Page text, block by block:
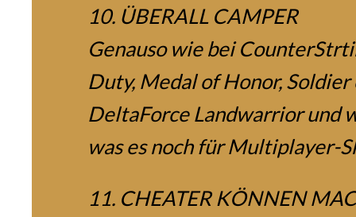
10. ÜBERALL CAMPER
Genauso wie bei
Duty, Medal of Honor,
DeltaForce Landwarrior und
was es noch für Multiplayer-
11. CHEATER KÖNNEN